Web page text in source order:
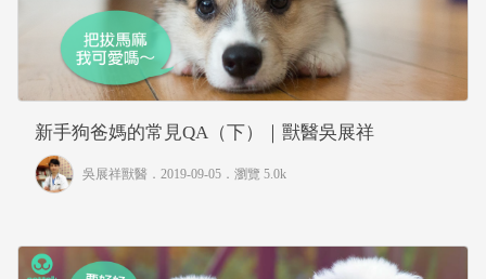
新手狗爸媽的常見QA（下）｜獸醫吳展祥
吳展祥獸醫 ．2019-09-05． 瀏覽 5.0k